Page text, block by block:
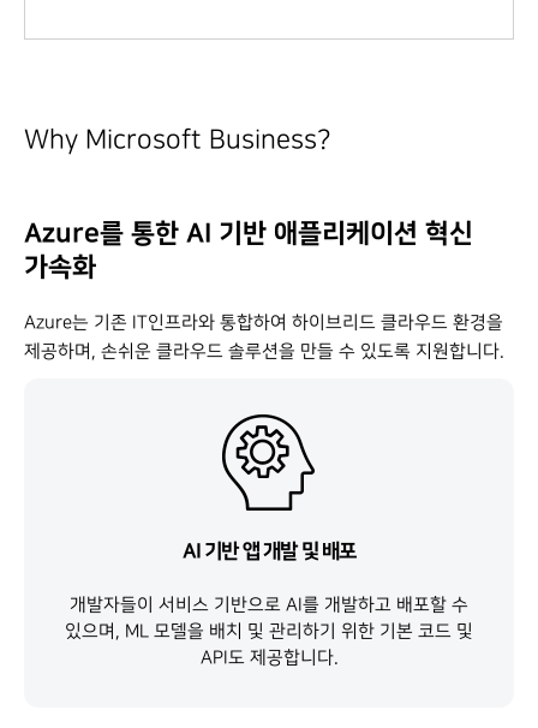
Why Microsoft Business?
Azure를 통한 AI 기반 애플리케이션 혁신
가속화
Azure는 기존 IT인프라와 통합하여 하이브리드 클라우드 환경을
제공하며, 손쉬운 클라우드 솔루션을 만들 수 있도록 지원합니다.
AI 기반 앱 개발 및 배포
개발자들이 서비스 기반으로 AI를 개발하고 배포할 수
있으며, ML 모델을 배치 및 관리하기 위한 기본 코드 및
API도 제공합니다.